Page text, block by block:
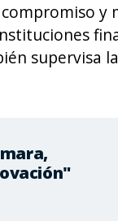
y
supervisa